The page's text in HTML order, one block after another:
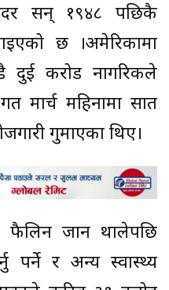
सन् १९४८ पछिकै
छ ।अमेरिकामा
दुई करोड नागरिकले
मार्च महिनामा सात
गुमाएका थिए।
फैलिन जान थालेपछि
पर्ने र अन्य स्वास्थ्य